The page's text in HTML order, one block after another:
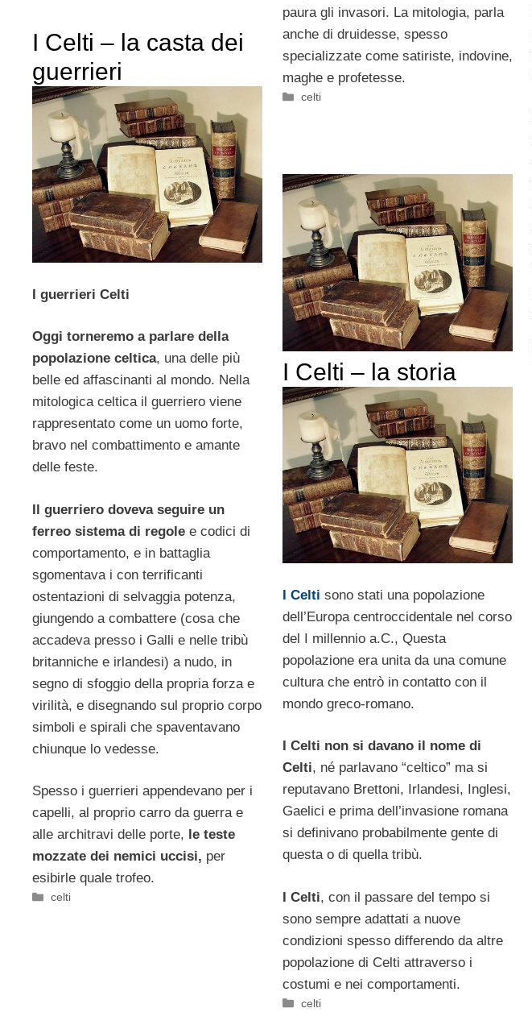
paura gli invasori. La mitologia, parla
anche di druidesse, spesso
specializzate come satiriste, indovine,
maghe e profetesse.
Categorie
celti
I Celti – la casta dei
guerrieri
I guerrieri Celti
Oggi torneremo a parlare della
popolazione celtica, una delle più
belle ed affascinanti al mondo. Nella
mitologica celtica il guerriero viene
rappresentato come un uomo forte,
bravo nel combattimento e amante
delle feste.
Il guerriero doveva seguire un
ferreo sistema di regole e codici di
comportamento, e in battaglia
sgomentava i con terrificanti
ostentazioni di selvaggia potenza,
giungendo a combattere (cosa che
accadeva presso i Galli e nelle tribù
britanniche e irlandesi) a nudo, in
segno di sfoggio della propria forza e
virilità, e disegnando sul proprio corpo
simboli e spirali che spaventavano
chiunque lo vedesse.
Spesso i guerrieri appendevano per i
capelli, al proprio carro da guerra e
alle architravi delle porte, le teste
mozzate dei nemici uccisi, per
esibirle quale trofeo.
Categorie
celti
I Celti – la storia
I Celti sono stati una popolazione
dell’Europa centroccidentale nel corso
del I millennio a.C., Questa
popolazione era unita da una comune
cultura che entrò in contatto con il
mondo greco-romano.
I Celti non si davano il nome di
Celti, né parlavano “celtico” ma si
reputavano Brettoni, Irlandesi, Inglesi,
Gaelici e prima dell’invasione romana
si definivano probabilmente gente di
questa o di quella tribù.
I Celti, con il passare del tempo si
sono sempre adattati a nuove
condizioni spesso differendo da altre
popolazione di Celti attraverso i
costumi e nei comportamenti.
Categorie
celti